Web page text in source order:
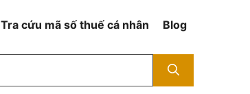
Tra cứu mã số thuế cá nhân Blog